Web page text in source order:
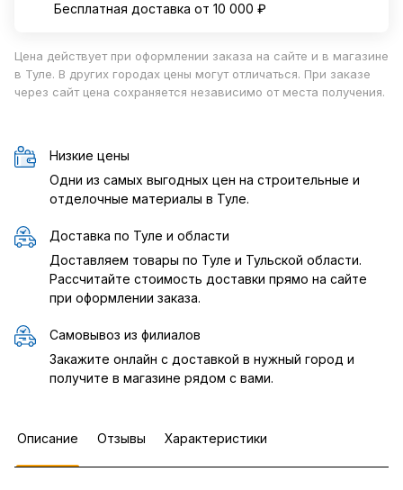
Бесплатная доставка от 10 000 ₽
Цена действует при оформлении заказа на сайте и в магазине
в Туле. В других городах цены могут отличаться. При заказе
через сайт цена сохраняется независимо от места получения.
Низкие цены
Одни из самых выгодных цен на строительные и
отделочные материалы в Туле.
Доставка по Туле и области
Доставляем товары по Туле и Тульской области.
Рассчитайте стоимость доставки прямо на сайте
при оформлении заказа.
Самовывоз из филиалов
Закажите онлайн с доставкой в нужный город и
получите в магазине рядом с вами.
Описание Отзывы Характеристики